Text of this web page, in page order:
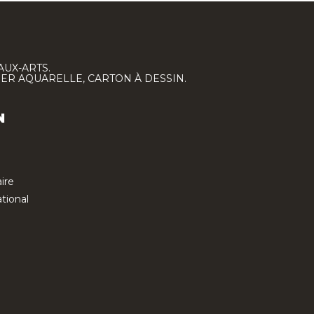
ARTS.
AQUARELLE, CARTON À DESSIN.